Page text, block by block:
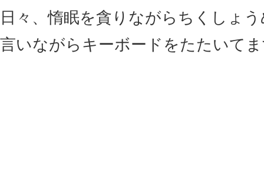
日々、惰眠を貪りながらちくしょ
言いながらキーボードをたたいて